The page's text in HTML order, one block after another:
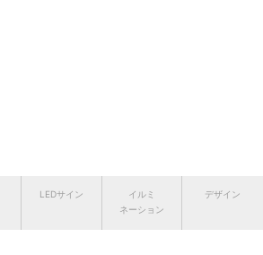
LEDサイン
イルミ
ネーション
デザイン